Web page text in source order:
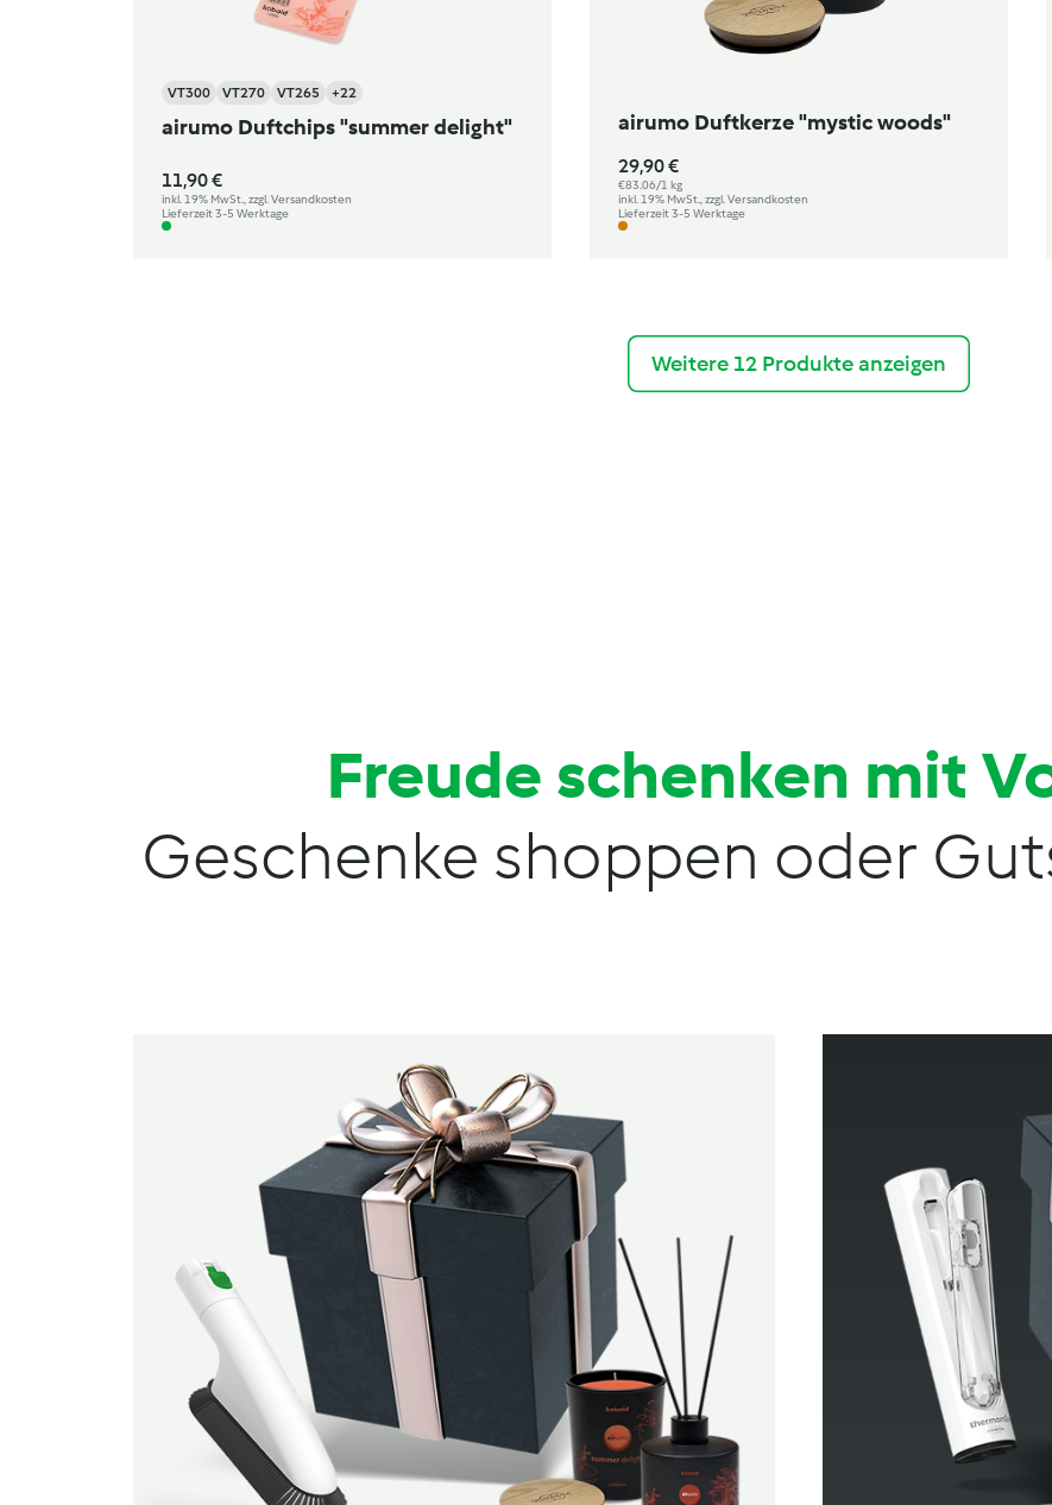
VT300 VT270 VT265 +22
airumo Duftchips "summer delight"
11,90 €
inkl. 19% MwSt., zzgl. Versandkosten
Lieferzeit 3-5 Werktage
airumo Duftkerze "mystic woods"
29,90 €
€83.06/1 kg
inkl. 19% MwSt., zzgl. Versandkosten
Lieferzeit 3-5 Werktage
Weitere 12 Produkte anzeigen
Freude schenken mit
Geschenke shoppen oder